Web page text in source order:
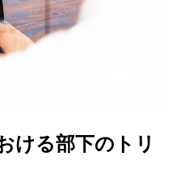
ける部下のトリ